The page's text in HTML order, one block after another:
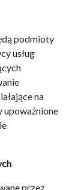
podmioty
usług
na
upoważnione
przez